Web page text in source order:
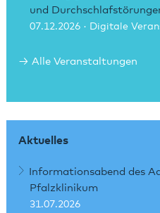
und
07.12.2026 · Digitale
Alle Veranstaltungen
Aktuelles
Informationsabend des
Pfalzklinikum
31.07.2026